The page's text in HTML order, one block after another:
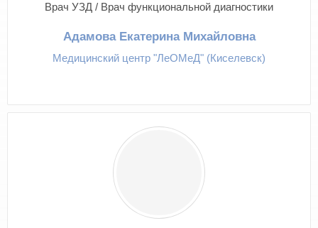
Врач УЗД / Врач функциональной диагностики
Адамова Екатерина Михайловна
Медицинский центр "ЛеОМеД" (Киселевск)